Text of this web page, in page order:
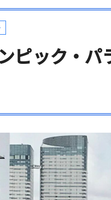
ピック・